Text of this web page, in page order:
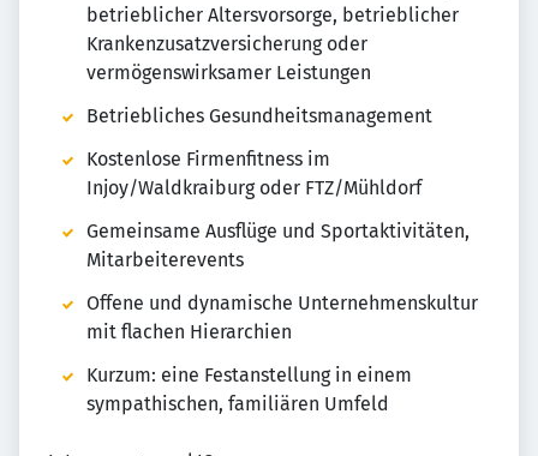
betrieblicher Altersvorsorge, betrieblicher
Krankenzusatzversicherung oder
vermögenswirksamer Leistungen
Betriebliches Gesundheitsmanagement
Kostenlose Firmenfitness im
Injoy/Waldkraiburg oder FTZ/Mühldorf
Gemeinsame Ausflüge und Sportaktivitäten,
Mitarbeiterevents
Offene und dynamische Unternehmenskultur
mit flachen Hierarchien
Kurzum: eine Festanstellung in einem
sympathischen, familiären Umfeld